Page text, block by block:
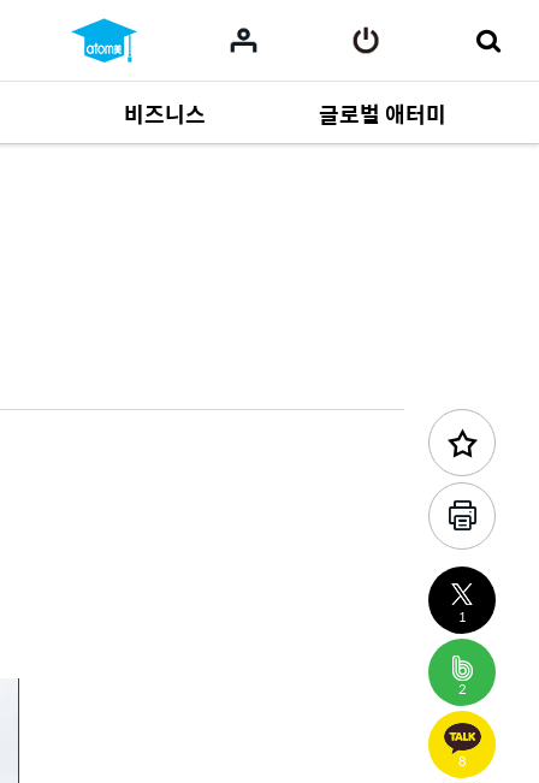
비즈니스
사업 자료165
글로벌 애터미
이전 콘텐츠